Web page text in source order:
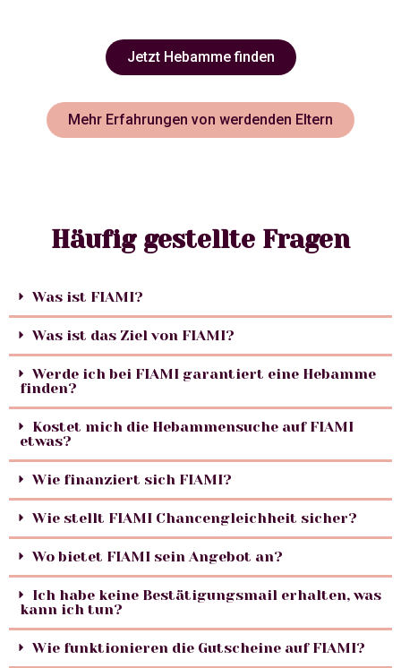
Jetzt Hebamme finden
Mehr Erfahrungen von werdenden Eltern
Häufig gestellte Fragen
Was ist FIAMI?
Was ist das Ziel von FIAMI?
Werde ich bei FIAMI garantiert eine Hebamme
finden?
Kostet mich die Hebammensuche auf FIAMI
etwas?
Wie finanziert sich FIAMI?
Wie stellt FIAMI Chancengleichheit sicher?
Wo bietet FIAMI sein Angebot an?
Ich habe keine Bestätigungsmail erhalten, was
kann ich tun?
Wie funktionieren die Gutscheine auf FIAMI?